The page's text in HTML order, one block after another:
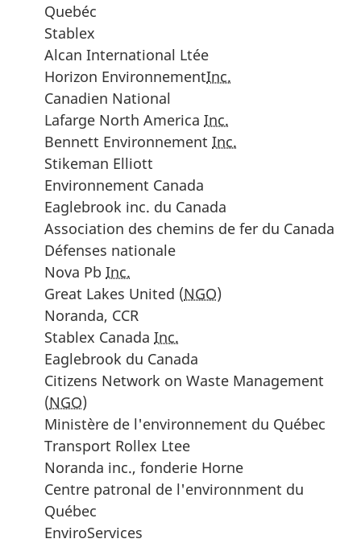
Quebéc
Stablex
Alcan International Ltée
Horizon EnvironnementInc.
Canadien National
Lafarge North America Inc.
Bennett Environnement Inc.
Stikeman Elliott
Environnement Canada
Eaglebrook inc. du Canada
Association des chemins de fer du Canada
Défenses nationale
Nova Pb Inc.
Great Lakes United (NGO)
Noranda, CCR
Stablex Canada Inc.
Eaglebrook du Canada
Citizens Network on Waste Management
(NGO)
Ministère de l'environnement du Québec
Transport Rollex Ltee
Noranda inc., fonderie Horne
Centre patronal de l'environnment du
Québec
EnviroServices